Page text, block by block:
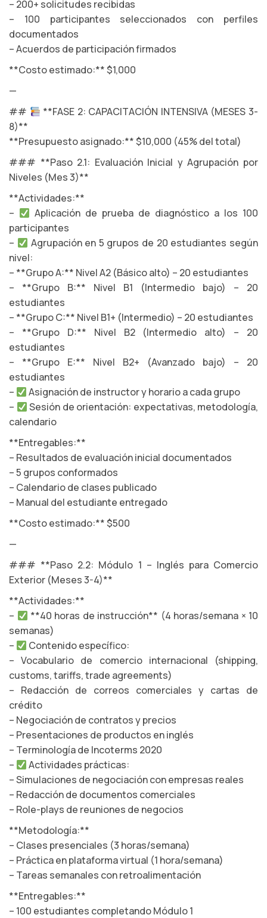
– 200+ solicitudes recibidas
– 100 participantes seleccionados con perfiles
documentados
– Acuerdos de participación firmados
**Costo estimado:** $1,000
—
##
**FASE 2: CAPACITACIÓN INTENSIVA (MESES 3-
8)**
**Presupuesto asignado:** $10,000 (45% del total)
### **Paso 2.1: Evaluación Inicial y Agrupación por
Niveles (Mes 3)**
**Actividades:**
–
Aplicación de prueba de diagnóstico a los 100
participantes
–
Agrupación en 5 grupos de 20 estudiantes según
nivel:
– **Grupo A:** Nivel A2 (Básico alto) – 20 estudiantes
– **Grupo B:** Nivel B1 (Intermedio bajo) – 20
estudiantes
– **Grupo C:** Nivel B1+ (Intermedio) – 20 estudiantes
– **Grupo D:** Nivel B2 (Intermedio alto) – 20
estudiantes
– **Grupo E:** Nivel B2+ (Avanzado bajo) – 20
estudiantes
–
Asignación de instructor y horario a cada grupo
–
Sesión de orientación: expectativas, metodología,
calendario
**Entregables:**
– Resultados de evaluación inicial documentados
– 5 grupos conformados
– Calendario de clases publicado
– Manual del estudiante entregado
**Costo estimado:** $500
—
### **Paso 2.2: Módulo 1 – Inglés para Comercio
Exterior (Meses 3-4)**
**Actividades:**
–
**40 horas de instrucción** (4 horas/semana × 10
semanas)
–
Contenido específico:
– Vocabulario de comercio internacional (shipping,
customs, tariffs, trade agreements)
– Redacción de correos comerciales y cartas de
crédito
– Negociación de contratos y precios
– Presentaciones de productos en inglés
– Terminología de Incoterms 2020
–
Actividades prácticas:
– Simulaciones de negociación con empresas reales
– Redacción de documentos comerciales
– Role-plays de reuniones de negocios
**Metodología:**
– Clases presenciales (3 horas/semana)
– Práctica en plataforma virtual (1 hora/semana)
– Tareas semanales con retroalimentación
**Entregables:**
– 100 estudiantes completando Módulo 1